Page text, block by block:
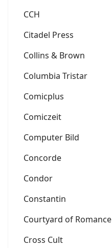
CCH
Citadel Press
Collins & Brown
Columbia Tristar
Comicplus
Comiczeit
Computer Bild
Concorde
Condor
Constantin
Courtyard of Romance
Cross Cult